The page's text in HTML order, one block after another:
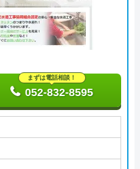
まずは電話相談！
052-832-8595